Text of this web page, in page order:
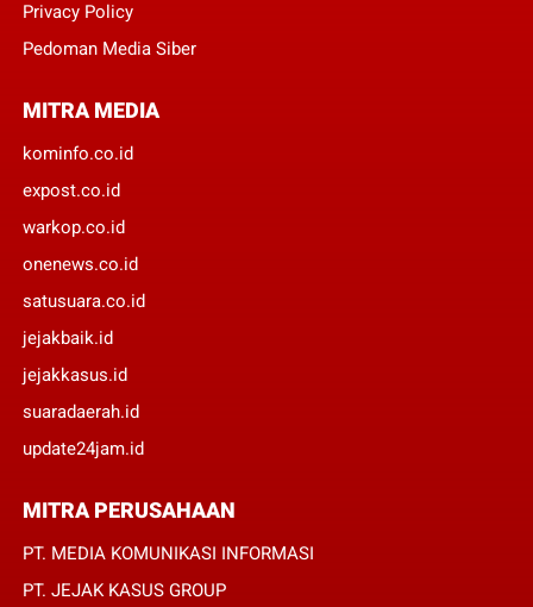
Privacy Policy
Pedoman Media Siber
MITRA MEDIA
kominfo.co.id
expost.co.id
warkop.co.id
onenews.co.id
satusuara.co.id
jejakbaik.id
jejakkasus.id
suaradaerah.id
update24jam.id
MITRA PERUSAHAAN
PT. MEDIA KOMUNIKASI INFORMASI
PT. JEJAK KASUS GROUP